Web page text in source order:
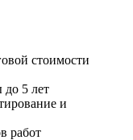
стоимости
до 5 лет
и
работ